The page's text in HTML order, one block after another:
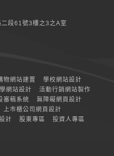
段61號3樓之3之A室
物網站建置
學校網站設計
網站設計
活動行銷網站製作
審稿系統
無障礙網頁設計
上市櫃公司網頁設計
計 股東專區
投資人專區